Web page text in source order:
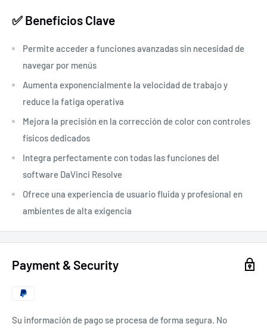
✅ Beneficios Clave
Permite acceder a funciones avanzadas sin necesidad de
navegar por menús
Aumenta exponencialmente la velocidad de trabajo y
reduce la fatiga operativa
Mejora la precisión en la corrección de color con controles
físicos dedicados
Integra perfectamente con todas las funciones del
software DaVinci Resolve
Ofrece una experiencia de usuario fluida y profesional en
ambientes de alta exigencia
Payment & Security
Su información de pago se procesa de forma segura. No